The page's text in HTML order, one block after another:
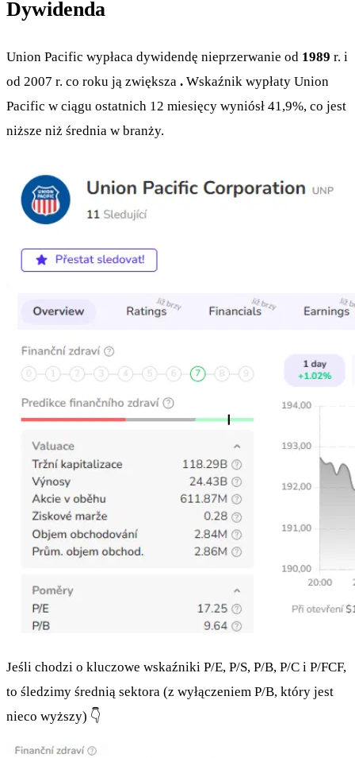
Dywidenda
Union Pacific wypłaca dywidendę nieprzerwanie od 1989 r. i
od 2007 r. co roku ją zwiększa . Wskaźnik wypłaty Union
Pacific w ciągu ostatnich 12 miesięcy wyniósł 41,9%, co jest
niższe niż średnia w branży.
Jeśli chodzi o kluczowe wskaźniki P/E, P/S, P/B, P/C i P/FCF,
to śledzimy średnią sektora (z wyłączeniem P/B, który jest
nieco wyższy) 👇